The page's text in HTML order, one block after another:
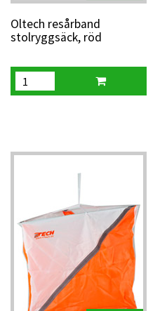
Oltech resårband
stolryggsäck, röd